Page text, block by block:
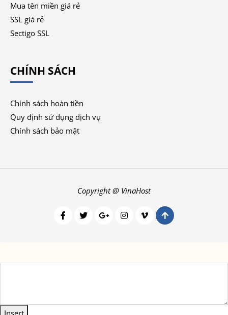
Mua tên miền giá rẻ
SSL giá rẻ
Sectigo SSL
CHÍNH SÁCH
Chính sách hoàn tiền
Quy định sử dụng dịch vụ
Chính sách bảo mật
Copyright @ VinaHost
Insert